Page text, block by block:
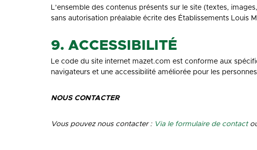
L’ensemble des contenus présents sur le site (textes,
sans autorisation préalable écrite des Établissements Louis
9. ACCESSIBILITÉ
Le code du site internet mazet.com est conforme aux
navigateurs et une accessibilité améliorée pour les
NOUS CONTACTER
Vous pouvez nous contacter : Via le formulaire de contact